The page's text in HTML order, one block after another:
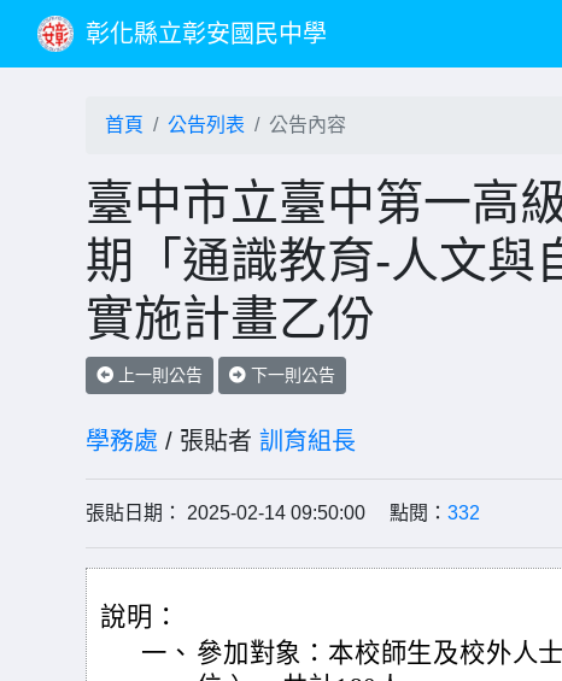
彰化縣立彰安國民中學
首頁 公告列表 公告內容
臺中市立臺中第一高
期「通識教育-人文與
實施計畫乙份
上一則公告 下一則公告
學務處 / 張貼者 訓育組長
張貼日期： 2025-02-14 09:50:00 點閱： 332
說明：
一、 參加對象：本校師生及校外人